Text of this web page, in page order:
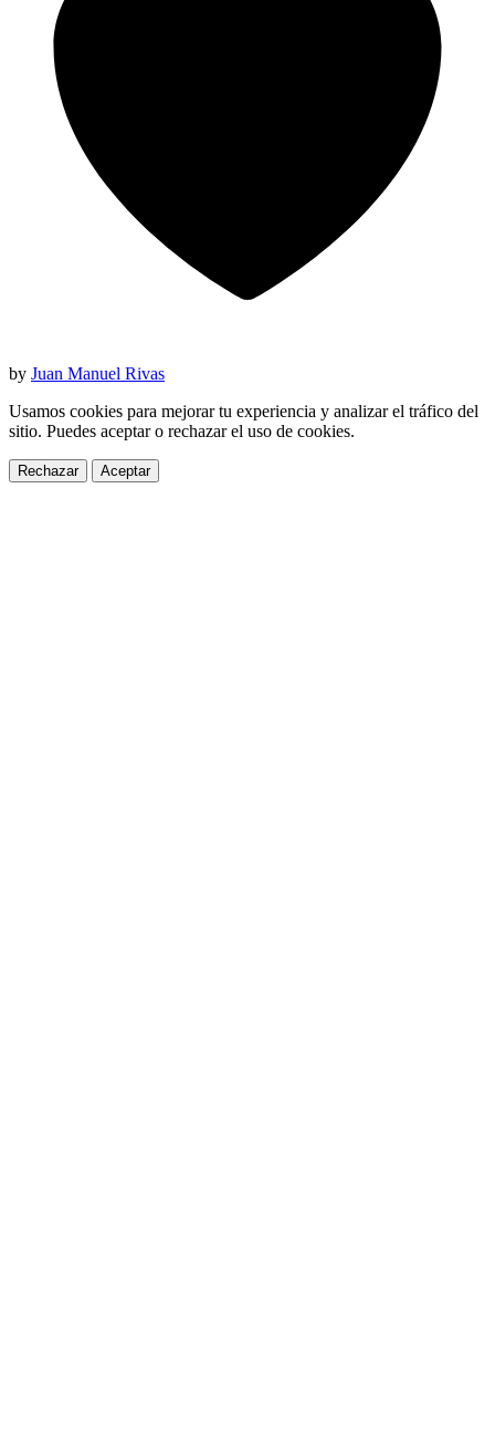
by Juan Manuel Rivas
Usamos cookies para mejorar tu experiencia y analizar el tráfico del
sitio. Puedes aceptar o rechazar el uso de cookies.
Rechazar Aceptar